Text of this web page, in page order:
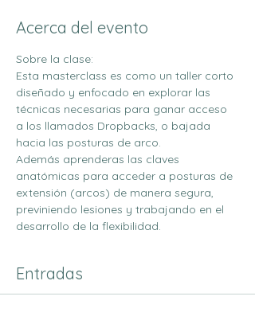
Acerca del evento
Sobre la clase:
Esta masterclass es como un taller corto
diseñado y enfocado en explorar las
técnicas necesarias para ganar acceso
a los llamados Dropbacks, o bajada
hacia las posturas de arco.
Además aprenderas las claves
anatómicas para acceder a posturas de
extensión (arcos) de manera segura,
previniendo lesiones y trabajando en el
desarrollo de la flexibilidad.
Entradas